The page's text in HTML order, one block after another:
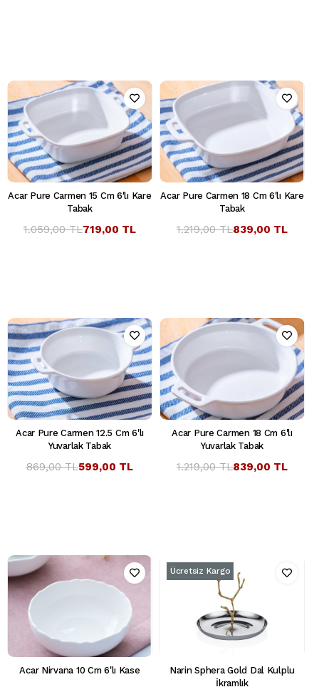
Acar Pure Carmen 15 Cm 6'lı Kare
Tabak
719,00 TL
1.059,00 TL
Acar Pure Carmen 18 Cm 6'lı Kare
Tabak
839,00 TL
1.219,00 TL
Acar Pure Carmen 12.5 Cm 6'lı
Yuvarlak Tabak
599,00 TL
869,00 TL
Acar Pure Carmen 18 Cm 6'lı
Yuvarlak Tabak
839,00 TL
1.219,00 TL
Acar Nirvana 10 Cm 6'lı Kase
Narin Sphera Gold Dal Kulplu
İkramlık
Ücretsiz Kargo